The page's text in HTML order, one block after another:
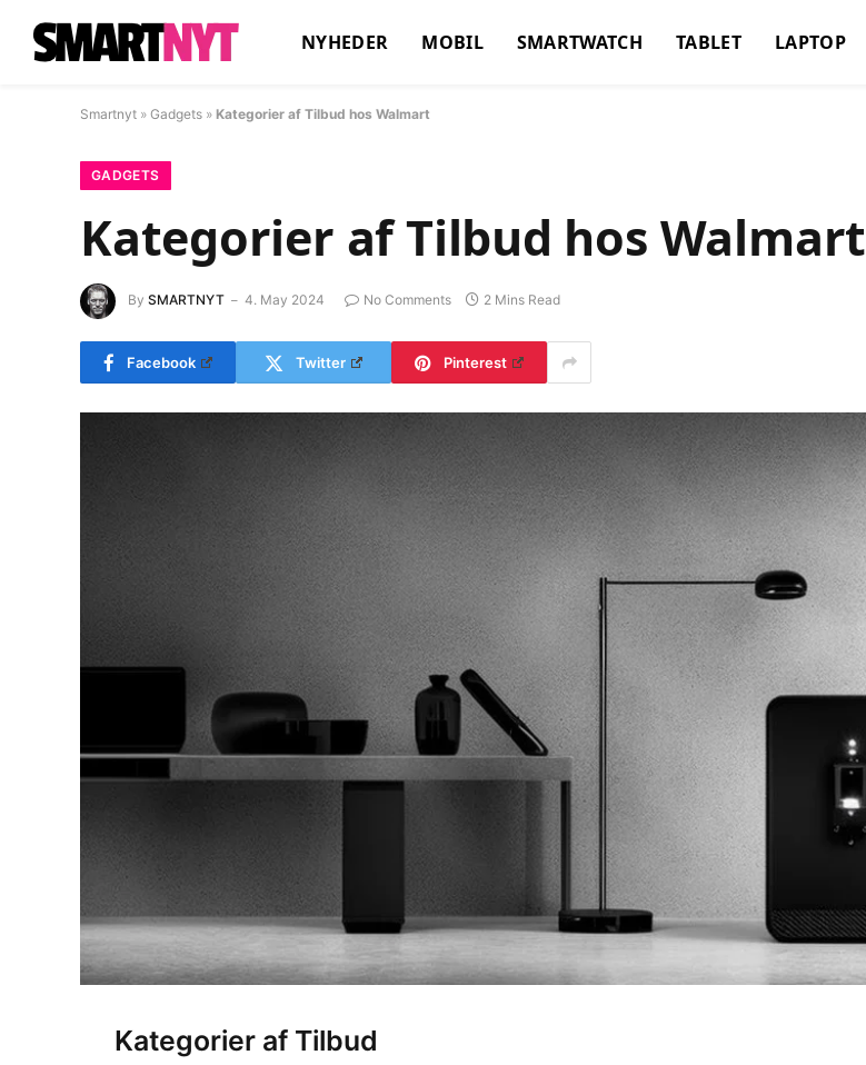
NYHEDER MOBIL SMARTWATCH TABLET LAPTOP
Smartnyt » Gadgets » Kategorier af Tilbud hos Walmart
GADGETS
Kategorier af Tilbud hos Walmart
By SMARTNYT 4. May 2024 No Comments 2 Mins Read
Facebook Twitter Pinterest
Kategorier af Tilbud